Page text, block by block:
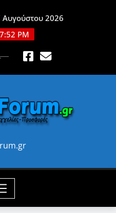
2026
PM